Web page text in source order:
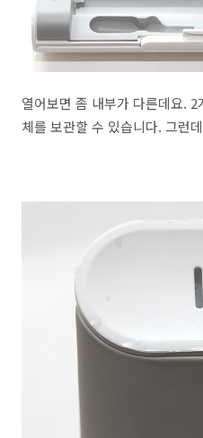
열어보면 좀 내부가 다른데요.
체를 보관할 수 있습니다. 그런